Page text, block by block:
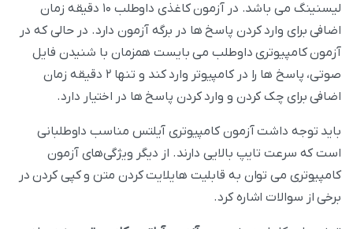
لیسنینگ می‌ باشد. در آزمون کاغذی داوطلب ۱۰ دقیقه زمان
اضافی برای وارد کردن پاسخ‌ ها در برگه آزمون دارد. در حالی که در
آزمون کامپیوتری داوطلب می‌ بایست همزمان با شنیدن فایل
صوتی، پاسخ‌ ها را در کامپیوتر وارد کند و تنها ۲ دقیقه زمان
اضافی برای چک کردن و وارد کردن پاسخ‌ ها در اختیار دارد.
باید توجه داشت آزمون کامپیوتری آیلتس مناسب داوطلبانی
است که سرعت تایپ بالایی دارند. از دیگر ویژگی‌های آزمون
کامپیوتری می توان به قابلیت هایلایت کردن متن و کپی کردن در
برخی از سوالات اشاره کرد.